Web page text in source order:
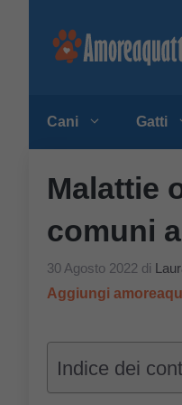
Cani Gatti
Malattie
comuni
30 Agosto 2022 di
Aggiungi
Indice dei